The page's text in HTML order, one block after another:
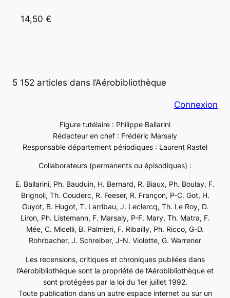
14,50 €
5 152 articles dans l’Aérobibliothèque
Connexion
Figure tutélaire : Philippe Ballarini
Rédacteur en chef : Frédéric Marsaly
Responsable département périodiques : Laurent Rastel
Collaborateurs (permanents ou épisodiques) :
E. Ballarini, Ph. Bauduin, H. Bernard, R. Biaux, Ph. Boulay, F.
Brignoli, Th. Couderc, R. Feeser, R. Françon, P-C. Got, H.
Guyot, B. Hugot, T. Larribau, J. Leclercq, Th. Le Roy, D.
Liron, Ph. Listemann, F. Marsaly, P-F. Mary, Th. Matra, F.
Mée, C. Micelli, B. Palmieri, F. Ribailly, Ph. Ricco, G-D.
Rohrbacher, J. Schreiber, J-N. Violette, G. Warrener
Les recensions, critiques et chroniques publiées dans
l’Aérobibliothèque sont la propriété de l’Aérobibliothèque et
sont protégées par la loi du 1er juillet 1992.
Toute publication dans un autre espace internet ou sur un